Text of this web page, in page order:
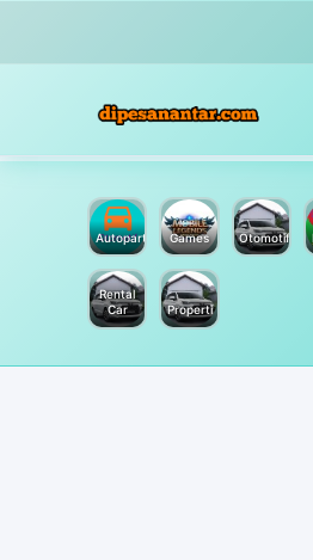
Autoparts Games Otomotif
Rental
Car
Properti